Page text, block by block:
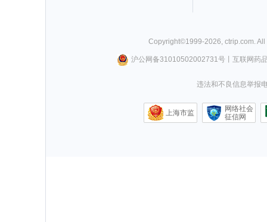
Copyright©1999-2026 ctrip.com .
沪公网备31010502002731号丨 互联网药
违法和不良信息举报
上海市监
网络社会
征信网